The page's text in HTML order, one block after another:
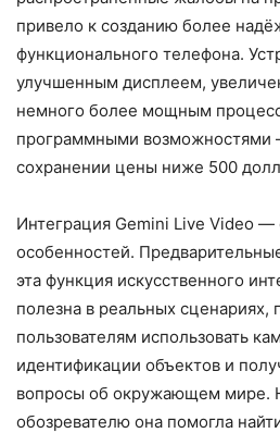
привело к созданию более
функционального телефона.
улучшенным дисплеем,
немного более мощным
программными возможностями
сохранении цены ниже 500
Интеграция Gemini Live Video —
особенностей.
эта функция искусственного
полезна в реальных сценариях,
пользователям использовать
идентификации объектов и
вопросы об окружающем мире.
обозревателю она помогла